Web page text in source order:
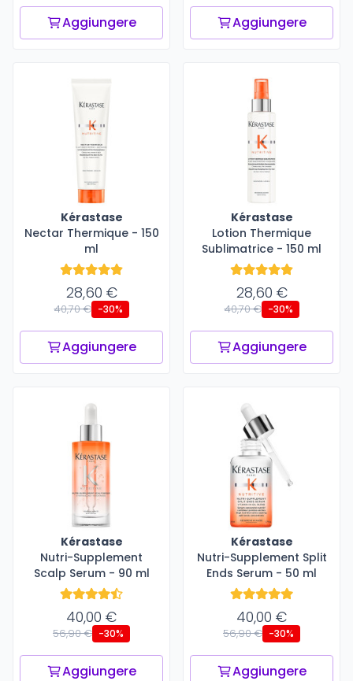
Aggiungere Aggiungere
Kérastase
Nectar Thermique - 150
ml
28,60 €
40,70 € -30%
Aggiungere
Kérastase
Lotion Thermique
Sublimatrice - 150 ml
28,60 €
40,70 € -30%
Aggiungere
Kérastase
Nutri-Supplement
Scalp Serum - 90 ml
40,00 €
56,90 € -30%
Aggiungere
Kérastase
Nutri-Supplement Split
Ends Serum - 50 ml
40,00 €
56,90 € -30%
Aggiungere